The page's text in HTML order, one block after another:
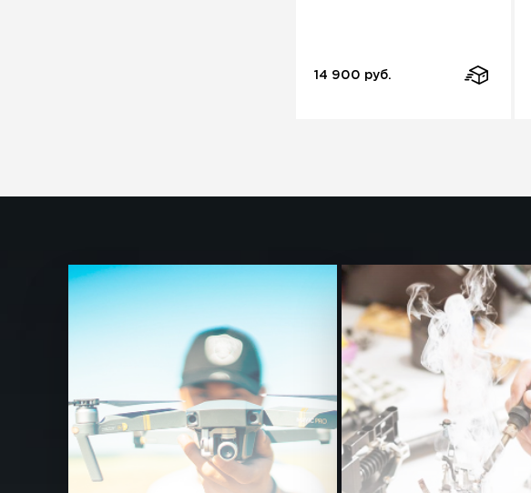
14 900 руб.